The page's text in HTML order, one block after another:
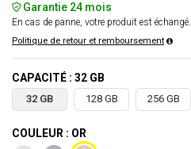
Garantie 24 mois
En cas de panne, votre produit est échangé.
Politique de retour et remboursement
CAPACITÉ : 32 GB
32 GB 128 GB 256 GB
COULEUR : OR